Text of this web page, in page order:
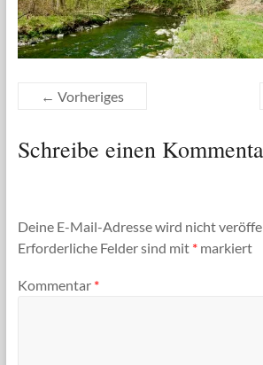
← Vorheriges
Schreibe einen
Deine E-Mail-Adresse wird nicht
Erforderliche Felder sind mit *markiert
Kommentar *